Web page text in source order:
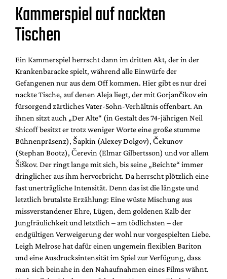
Kammerspiel auf nackten
Tischen
Ein Kammerspiel herrscht dann im dritten Akt, der in der
Krankenbaracke spielt, während alle Einwürfe der
Gefangenen nur aus dem Off kommen. Hier gibt es nur drei
nackte Tische, auf denen Aleja liegt, der mit Gorjančikov ein
fürsorgend zärtliches Vater-Sohn-Verhältnis offenbart. An
ihnen sitzt auch „Der Alte“ (in Gestalt des 74-jährigen Neil
Shicoff besitzt er trotz weniger Worte eine große stumme
Bühnenpräsenz), Šapkin (Alexey Dolgov), Čekunov
(Stephan Bootz), Čerevin (Elmar Gilbertsson) und vor allem
Šiškov. Der ringt lange mit sich, bis seine „Beichte“ immer
dringlicher aus ihm hervorbricht. Da herrscht plötzlich eine
fast unerträgliche Intensität. Denn das ist die längste und
letztlich brutalste Erzählung: Eine wüste Mischung aus
missverstandener Ehre, Lügen, dem goldenen Kalb der
Jungfräulichkeit und letztlich – am tödlichsten – der
endgültigen Verweigerung der wohl nur vorgespielten Liebe.
Leigh Melrose hat dafür einen ungemein flexiblen Bariton
und eine Ausdrucksintensität im Spiel zur Verfügung, dass
man sich beinahe in den Nahaufnahmen eines Films wähnt.